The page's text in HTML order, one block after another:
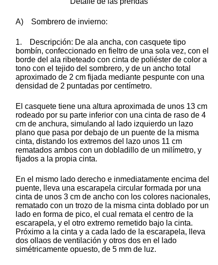
A) Sombrero de invierno:
1. Descripción: De ala ancha, con casquete tipo
bombín, confeccionado en fieltro de una sola vez, con el
borde del ala ribeteado con cinta de poliéster de color a
tono con el tejido del sombrero, y de un ancho total
aproximado de 2 cm fijada mediante pespunte con una
densidad de 2 puntadas por centímetro.
El casquete tiene una altura aproximada de unos 13 cm
rodeado por su parte inferior con una cinta de raso de 4
cm de anchura, simulando al lado izquierdo un lazo
plano que pasa por debajo de un puente de la misma
cinta, distando los extremos del lazo unos 11 cm
rematados ambos con un dobladillo de un milímetro, y
fijados a la propia cinta.
En el mismo lado derecho e inmediatamente encima del
puente, lleva una escarapela circular formada por una
cinta de unos 3 cm de ancho con los colores nacionales,
rematado con un trozo de la misma cinta doblado por un
lado en forma de pico, el cual remata el centro de la
escarapela, y el otro extremo remetido bajo la cinta.
Próximo a la cinta y a cada lado de la escarapela, lleva
dos ollaos de ventilación y otros dos en el lado
simétricamente opuesto, de 5 mm de luz.